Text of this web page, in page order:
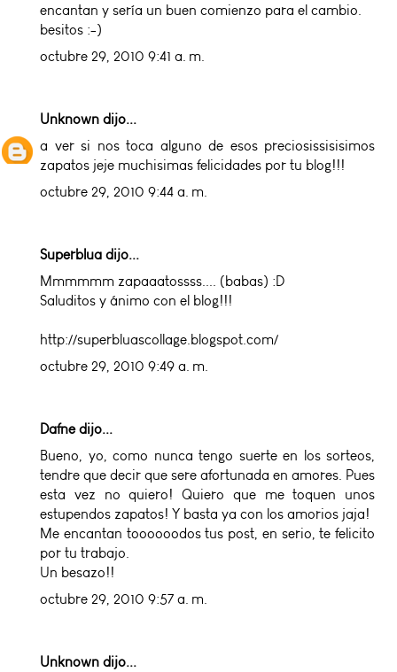
encantan y sería un buen comienzo para el cambio.
besitos :-)
octubre 29, 2010 9:41 a. m.
Unknown dijo...
a ver si nos toca alguno de esos preciosissisisimos
zapatos jeje muchisimas felicidades por tu blog!!!
octubre 29, 2010 9:44 a. m.
Superblua dijo...
Mmmmmm zapaaatossss.... (babas) :D
Saluditos y ánimo con el blog!!!
http://superbluascollage.blogspot.com/
octubre 29, 2010 9:49 a. m.
Dafne dijo...
Bueno, yo, como nunca tengo suerte en los sorteos,
tendre que decir que sere afortunada en amores. Pues
esta vez no quiero! Quiero que me toquen unos
estupendos zapatos! Y basta ya con los amorios jaja!
Me encantan toooooodos tus post, en serio, te felicito
por tu trabajo.
Un besazo!!
octubre 29, 2010 9:57 a. m.
Unknown dijo...